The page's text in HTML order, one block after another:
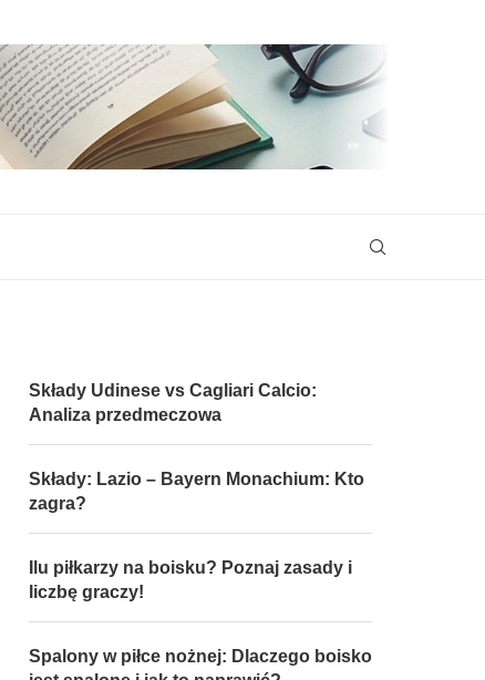
Składy Udinese vs Cagliari Calcio:
Analiza przedmeczowa
Składy: Lazio – Bayern Monachium: Kto
zagra?
Ilu piłkarzy na boisku? Poznaj zasady i
liczbę graczy!
Spalony w piłce nożnej: Dlaczego boisko